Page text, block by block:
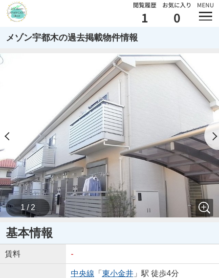
閲覧履歴
1
お気に入り
0
MENU
メゾン宇都木の過去掲載物件情報
1 / 2
基本情報
賃料 -
中央線 「 東小金井」駅 徒歩4分